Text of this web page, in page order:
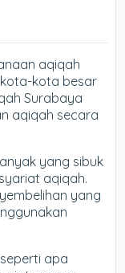
aqiqah
kota besar
Surabaya
aqiqah secara
yang sibuk
aqiqah.
yang
apa